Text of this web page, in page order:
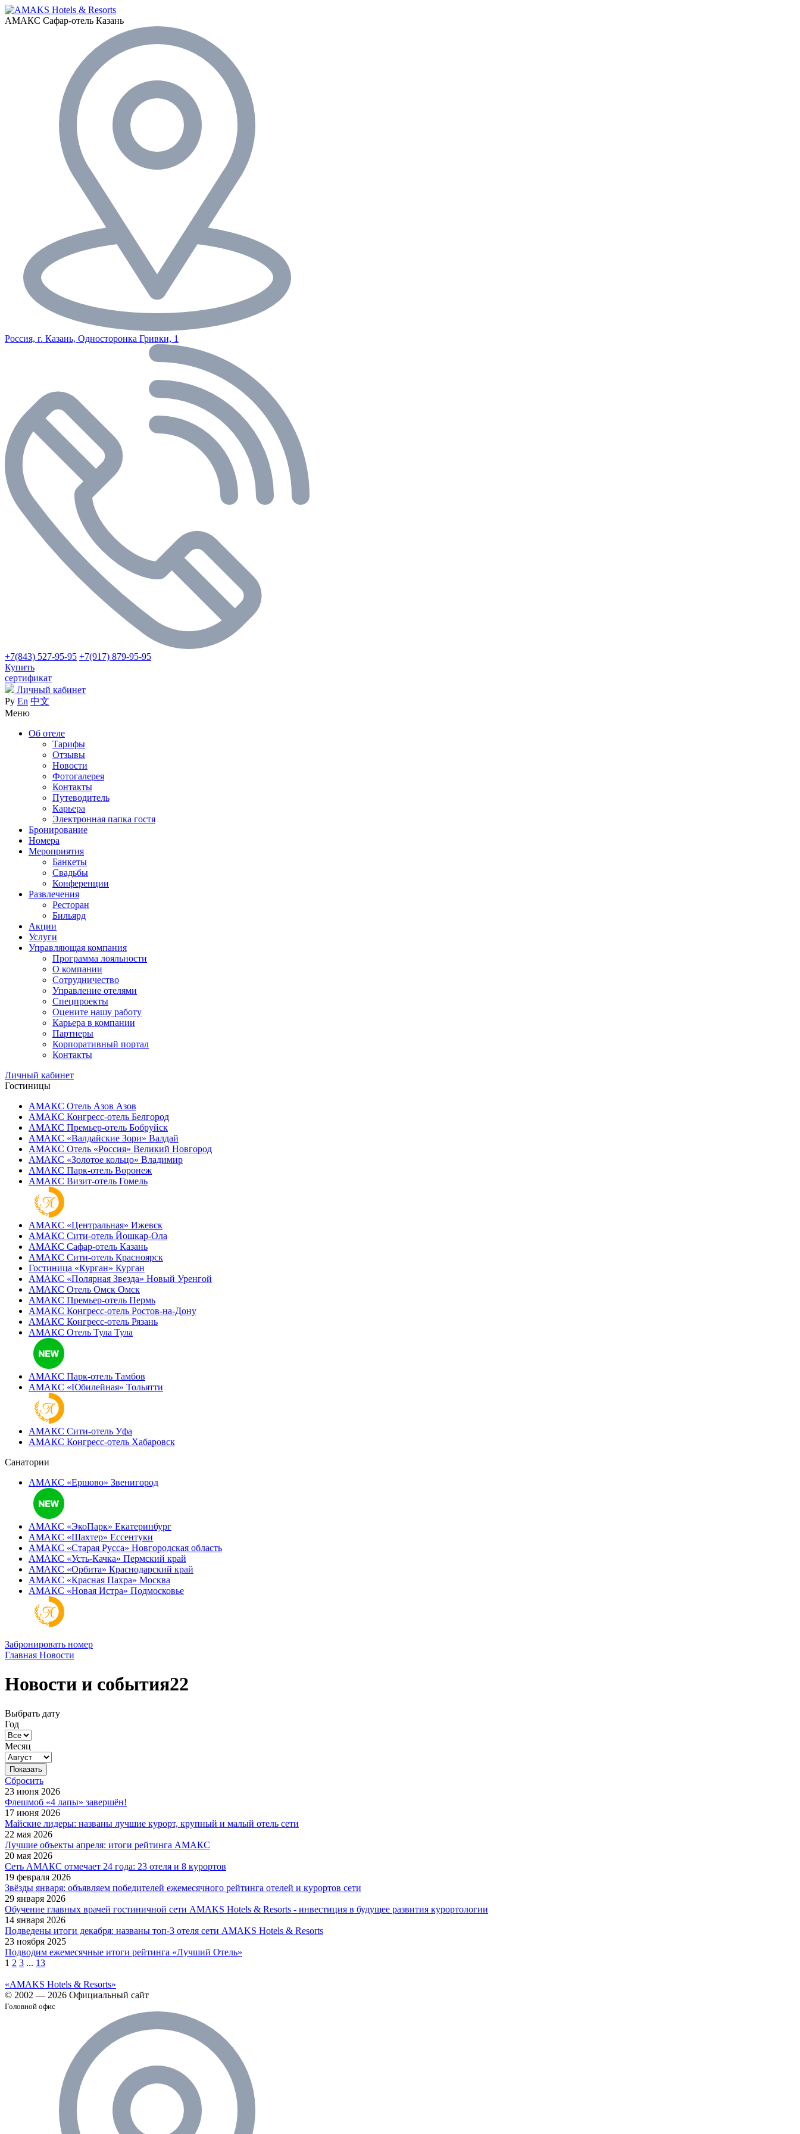
АМАКС Сафар-отель Казань
Россия, г. Казань, Односторонка Гривки, 1
+7(843) 527-95-95 +7(917) 879-95-95
Купить
сертификат
Личный кабинет
Ру En 中文
Меню
Об отеле
Тарифы
Отзывы
Новости
Фотогалерея
Контакты
Путеводитель
Карьера
Электронная папка гостя
Бронирование
Номера
Мероприятия
Банкеты
Свадьбы
Конференции
Развлечения
Ресторан
Бильярд
Акции
Услуги
Управляющая компания
Программа лояльности
О компании
Сотрудничество
Управление отелями
Спецпроекты
Оцените нашу работу
Карьера в компании
Партнеры
Корпоративный портал
Контакты
Личный кабинет
Гостиницы
АМАКС Отель ‎Азов Азов
АМАКС Конгресс-отель Белгород
АМАКС Премьер-отель Бобруйск
АМАКС «‎Валдайские Зори» Валдай
АМАКС Отель «‎Россия» Великий Новгород
АМАКС «‎Золотое кольцо» Владимир
АМАКС Парк-отель Воронеж
АМАКС Визит-отель Гомель
АМАКС «‎Центральная» Ижевск
АМАКС Сити-отель Йошкар-Ола
АМАКС Сафар-отель Казань
АМАКС Сити-отель Красноярск
Гостиница «‎Курган» Курган
АМАКС «Полярная Звезда» Новый Уренгой
АМАКС Отель ‎Омск Омск
АМАКС Премьер-отель Пермь
АМАКС Конгресс-отель Ростов-на-Дону
АМАКС Конгресс-отель Рязань
АМАКС Отель Тула Тула
АМАКС Парк-отель Тамбов
АМАКС «‎Юбилейная» Тольятти
АМАКС Сити-отель Уфа
АМАКС Конгресс-отель Хабаровск
Санатории
АМАКС «Ершово» Звенигород
АМАКС «ЭкоПарк» Екатеринбург
АМАКС «‎Шахтер» Ессентуки
АМАКС «‎Старая Русса» Новгородская область
АМАКС «‎Усть-Качка» Пермский край
АМАКС «‎Орбита» Краснодарский край
АМАКС «‎Красная Пахра» Москва
АМАКС «‎Новая Истра» Подмосковье
Забронировать номер
Главная Новости
Новости и события22
Выбрать дату
Год
Месяц
Сбросить
23 июня 2026
Флешмоб «4 лапы» завершён!
17 июня 2026
Майские лидеры: названы лучшие курорт, крупный и малый отель сети
22 мая 2026
Лучшие объекты апреля: итоги рейтинга АМАКС
20 мая 2026
Сеть АМАКС отмечает 24 года: 23 отеля и 8 курортов
19 февраля 2026
Звёзды января: объявляем победителей ежемесячного рейтинга отелей и курортов сети
29 января 2026
Обучение главных врачей гостиничной сети AMAKS Hotels & Resorts - инвестиция в будущее развития курортологии
14 января 2026
Подведены итоги декабря: названы топ-3 отеля сети AMAKS Hotels & Resorts
23 ноября 2025
Подводим ежемесячные итоги рейтинга «Лучший Отель»
1 2 3 ... 13
«AMAKS Hotels & Resorts»
© 2002 — 2026 Официальный сайт
Головной офис